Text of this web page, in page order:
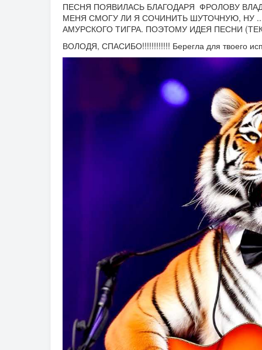
ПЕСНЯ ПОЯВИЛАСЬ БЛАГОДАРЯ ФРОЛОВУ
МЕНЯ СМОГУ ЛИ Я СОЧИНИТЬ ШУТОЧНУЮ, НУ
АМУРСКОГО ТИГРА. ПОЭТОМУ ИДЕЯ ПЕСНИ
ВОЛОДЯ, СПАСИБО!!!!!!!!!!!! Берегла для твоего